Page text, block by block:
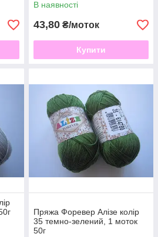
В наявності
43,80 ₴/моток
Купити
Пряжа Форевер Алізе колір
35 темно-зелений, 1 моток
50г